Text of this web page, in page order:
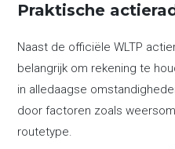
Praktische
Naast de officiële WLTP
belangrijk om rekening te
in alledaagse
door factoren zoals
routetype.